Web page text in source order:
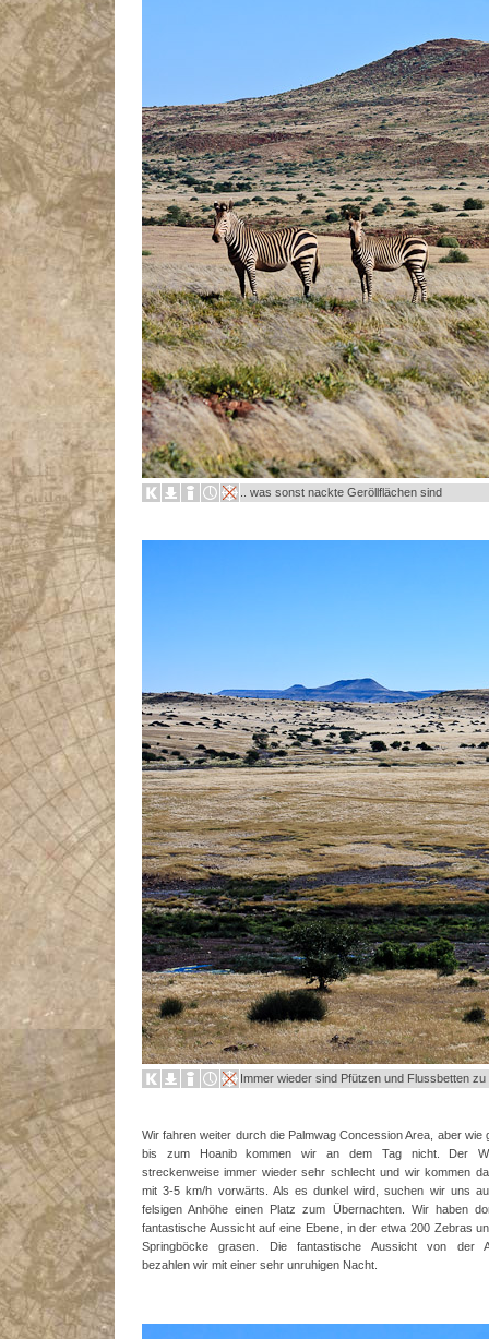
.. was sonst nackte Geröllflächen sind
Immer wieder sind Pfützen und Flussbetten
Wir fahren weiter durch die Palmwag Concession Area, aber wie
bis zum Hoanib kommen wir an dem Tag nicht. Der
streckenweise immer wieder sehr schlecht und wir kommen
mit 3-5 km/h vorwärts. Als es dunkel wird, suchen wir uns
felsigen Anhöhe einen Platz zum Übernachten. Wir haben
fantastische Aussicht auf eine Ebene, in der etwa 200 Zebras
Springböcke grasen. Die fantastische Aussicht von der
bezahlen wir mit einer sehr unruhigen Nacht.